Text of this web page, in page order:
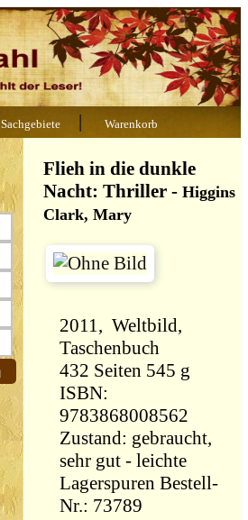
Sachgebiete | Warenkorb
Flieh in die dunkle
Nacht: Thriller -Higgins
Clark, Mary
2011, Weltbild,
Taschenbuch
432 Seiten 545 g
ISBN:
9783868008562
Zustand: gebraucht,
sehr gut - leichte
Lagerspuren Bestell-
Nr.: 73789